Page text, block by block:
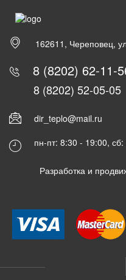
162611, Череповец,
8 (8202) 62-11-
8 (8202) 52-05-05
dir_teplo@mail.ru
пн-пт: 8:30 - 19:00,
Разработка и